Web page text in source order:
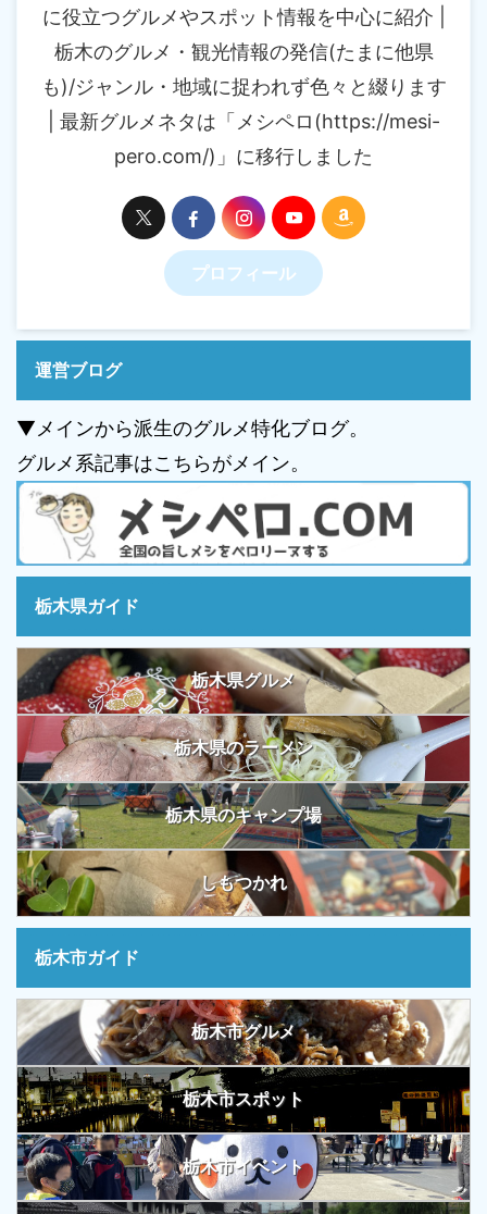
に役立つグルメやスポット情報を中心に紹介 |
栃木のグルメ・観光情報の発信(たまに他県
も)/ジャンル・地域に捉われず色々と綴ります
| 最新グルメネタは「メシペロ(https://mesi-
pero.com/)」に移行しました
プロフィール
運営ブログ
▼メインから派生のグルメ特化ブログ。
グルメ系記事はこちらがメイン。
栃木県ガイド
栃木県グルメ
栃木県のラーメン
栃木県のキャンプ場
しもつかれ
栃木市ガイド
栃木市グルメ
栃木市スポット
栃木市イベント